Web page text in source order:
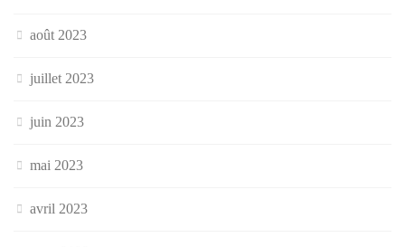
août 2023
juillet 2023
juin 2023
mai 2023
avril 2023